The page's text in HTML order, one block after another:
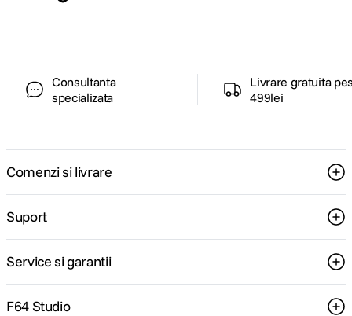
Consultanta
specializata
Livrare gratuita
499lei
Comenzi si livrare
Suport
Service si garantii
F64 Studio